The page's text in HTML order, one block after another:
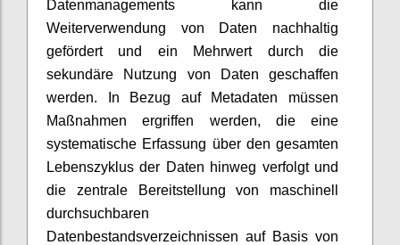
Datenmanagements kann die
Weiterverwendung von Daten nachhaltig
gefördert und ein Mehrwert durch die
sekundäre Nutzung von Daten geschaffen
werden. In Bezug auf Metadaten müssen
Maßnahmen ergriffen werden, die eine
systematische Erfassung über den gesamten
Lebenszyklus der Daten hinweg verfolgt und
die zentrale Bereitstellung von maschinell
durchsuchbaren
Datenbestandsverzeichnissen auf Basis von